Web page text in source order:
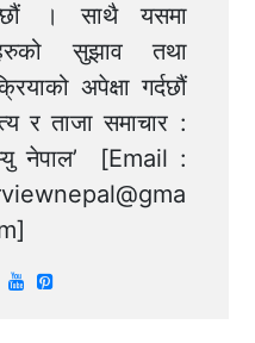
। साथै यसमा
सुझाव तथा
अपेक्षा गर्दछौं
र ताजा समाचार :
नेपाल’ [Email :
]